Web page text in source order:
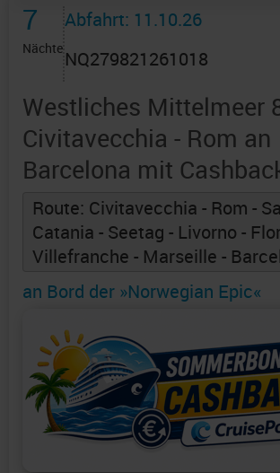
7
Nächte
Abfahrt: 11.10.26
NQ279821261018
Westliches Mittelmeer
Civitavecchia - Rom an
Barcelona mit
Route: Civitavecchia - Rom -
Catania - Seetag - Livorno -
Villefranche - Marseille -
an Bord der »Norwegian Epic«